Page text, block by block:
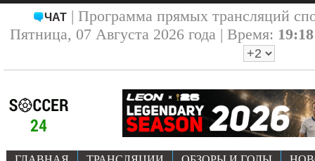
ЧАТ| Программа прямых трансляций
Пятница, 07 Августа 2026 года | Время: 19:18